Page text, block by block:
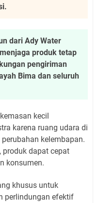
dari Ady Water
produk tetap
pengiriman
Bima dan seluruh
kecil
karena ruang udara di
kelembapan.
produk dapat cepat
konsumen.
khusus untuk
perlindungan efektif